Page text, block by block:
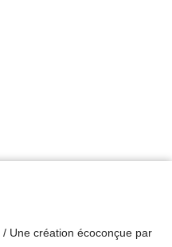
/ Une création écoconçue par